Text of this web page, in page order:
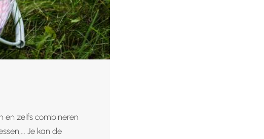
en zelfs combineren
Je kan de